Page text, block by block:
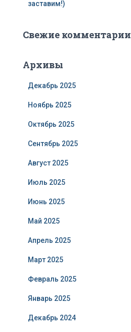
заставим!)
Свежие комментарии
Архивы
Декабрь 2025
Ноябрь 2025
Октябрь 2025
Сентябрь 2025
Август 2025
Июль 2025
Июнь 2025
Май 2025
Апрель 2025
Март 2025
Февраль 2025
Январь 2025
Декабрь 2024